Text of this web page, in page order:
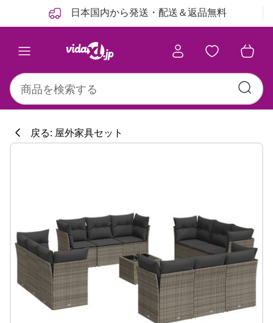
日本国内から発送・配送＆返品無料
戻る: 屋外家具セット